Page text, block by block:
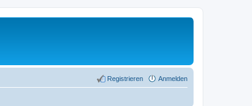
Anmelden
Registrieren